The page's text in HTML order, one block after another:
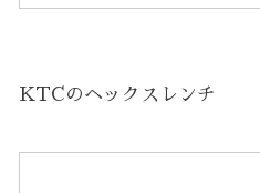
KTCのヘックスレンチ